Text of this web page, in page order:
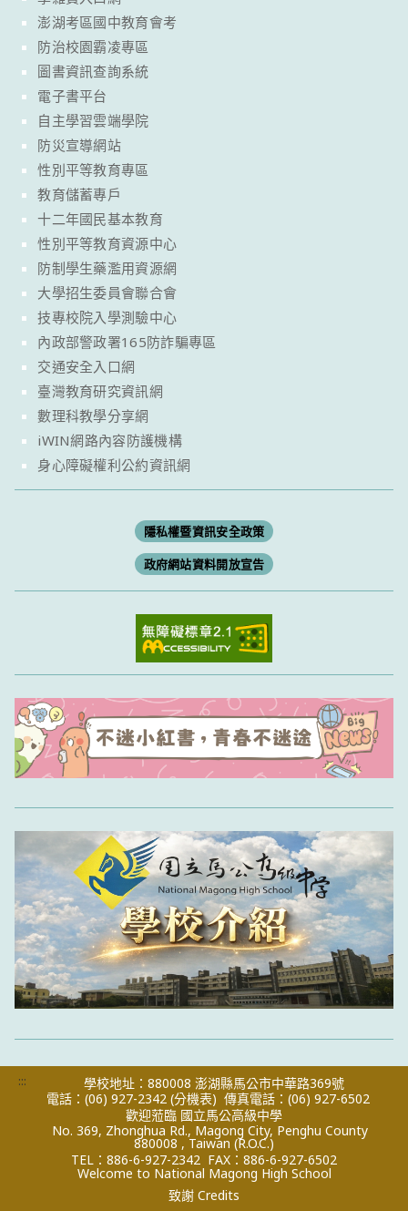
澎湖考區國中教育會考
防治校園霸凌專區
圖書資訊查詢系統
電子書平台
自主學習雲端學院
防災宣導網站
性別平等教育專區
教育儲蓄專戶
十二年國民基本教育
性別平等教育資源中心
防制學生藥濫用資源網
大學招生委員會聯合會
技專校院入學測驗中心
內政部警政署165防詐騙專區
交通安全入口網
臺灣教育研究資訊網
數理科教學分享網
iWIN網路內容防護機構
身心障礙權利公約資訊網
隱私權暨資訊安全政策
政府網站資料開放宣告
:::
學校地址：880008 澎湖縣馬公市中華路369號
電話：(06) 927-2342 (分機表) 傳真電話：(06) 927-6502
歡迎蒞臨 國立馬公高級中學
No. 369, Zhonghua Rd., Magong City, Penghu County
880008 , Taiwan (R.O.C.)
TEL：886-6-927-2342 FAX：886-6-927-6502
Welcome to National Magong High School
致謝 Credits